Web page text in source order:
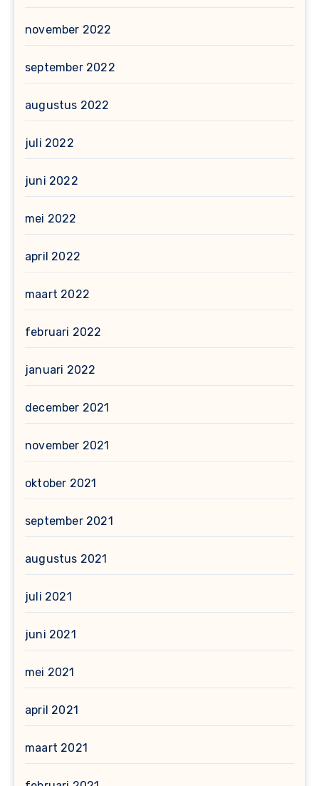
november 2022
september 2022
augustus 2022
juli 2022
juni 2022
mei 2022
april 2022
maart 2022
februari 2022
januari 2022
december 2021
november 2021
oktober 2021
september 2021
augustus 2021
juli 2021
juni 2021
mei 2021
april 2021
maart 2021